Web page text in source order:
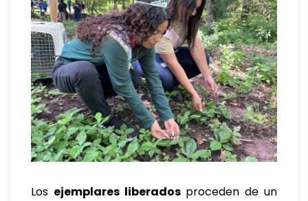
Los ejemplares liberados proceden de un